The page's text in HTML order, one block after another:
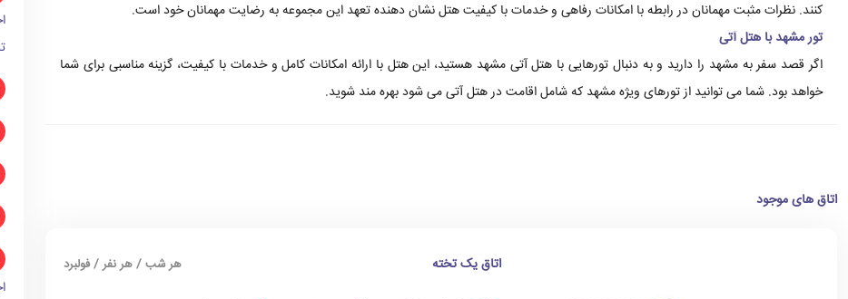
کنند. نظرات مثبت مهمانان در رابطه با امکانات رفاهی و خدمات با کیفیت هتل نشان دهنده تعهد این مجموعه به رضایت مهمانان خود است.
تور مشهد با هتل آتی
اگر قصد سفر به مشهد را دارید و به دنبال تورهایی با هتل آتی مشهد هستید، این هتل با ارائه امکانات کامل و خدمات با کیفیت، گزینه مناسبی برای شما
خواهد بود. شما می توانید از تورهای ویژه مشهد که شامل اقامت در هتل آتی می شود بهره مند شوید.
اتاق های موجود
اتاق یک تخته هر شب / هر نفر / فولبرد